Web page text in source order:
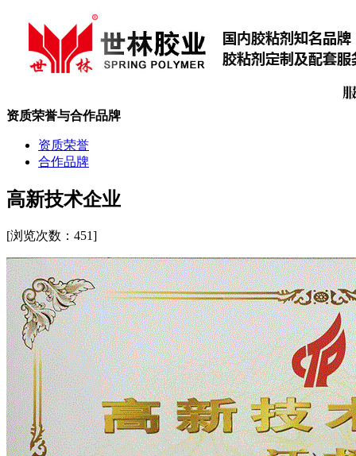
资质荣誉与合作品牌
资质荣誉
合作品牌
高新技术企业
[浏览次数： 451]